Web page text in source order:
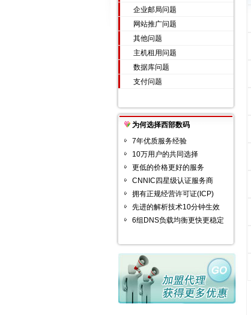
企业邮局问题
网站推广问题
其他问题
主机租用问题
数据库问题
支付问题
为何选择西部数码
7年优质服务经验
10万用户的共同选择
更低的价格更好的服务
CNNIC四星级认证服务商
拥有正规经营许可证(ICP)
先进的解析技术10分钟生效
6组DNS负载均衡更快更稳定